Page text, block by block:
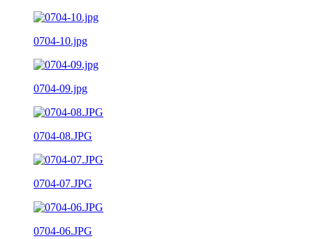
0704-10.jpg
0704-09.jpg
0704-08.JPG
0704-07.JPG
0704-06.JPG